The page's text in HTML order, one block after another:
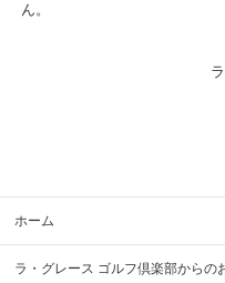
ん。
ホーム
ラ・グレース ゴルフ倶楽部からの